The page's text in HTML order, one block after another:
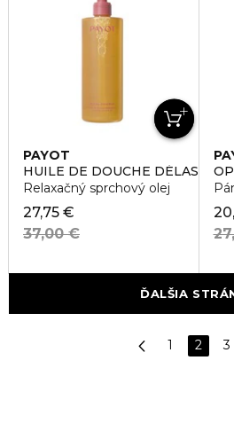
PAYOT
HUILE DE DOUCHE
Relaxačný sprchový olej
27,75 €
37,00 €
ĎALŠIA
1 2 3